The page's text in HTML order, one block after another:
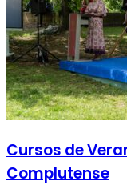
Cursos de
Complutense